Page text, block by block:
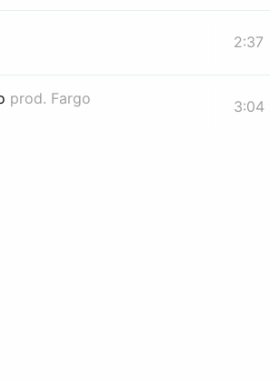
2:37
prod. Fargo
3:04